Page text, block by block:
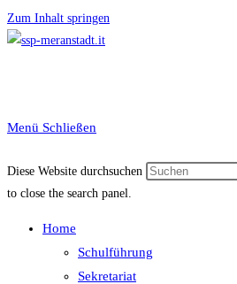
Zum Inhalt springen
Menü Schließen
Diese Website durchsuchen
to close the search panel.
Home
Schulführung
Sekretariat